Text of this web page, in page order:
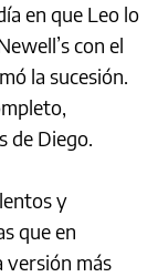
en que Leo lo
con el
la sucesión.
de Diego.
y
que en
versión más